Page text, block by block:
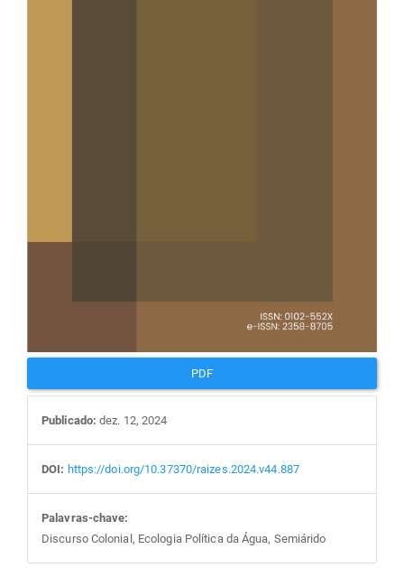
PDF
Publicado: dez. 12, 2024
DOI: https://doi.org/10.37370/raizes.2024.v44.887
Palavras-chave:
Discurso Colonial, Ecologia Política da Água, Semiárido